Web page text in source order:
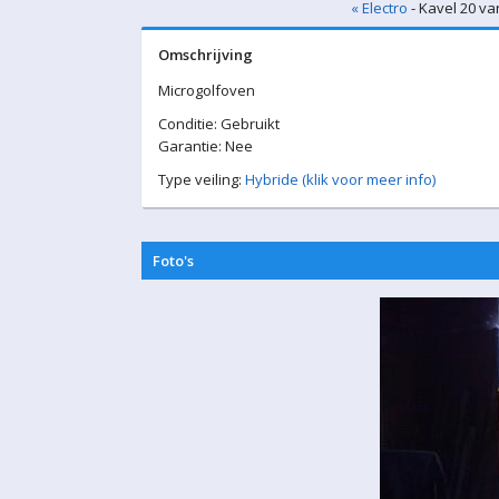
« Electro - Kavel 20
Omschrijving
Microgolfoven
Conditie: Gebruikt
Garantie: Nee
Type veiling: Hybride (klik voor meer info)
Foto's